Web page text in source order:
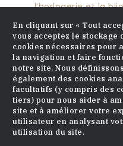
l’horlogerie et la
pérennisons ce
large choix de produits
En cliquant sur « Tout
vous acceptez le stockage
cookies nécessaires pour
la navigation et faire
notre site. Nous définissons
également des cookies
facultatifs (y compris des
tiers) pour nous aider à
site et à améliorer votre
utilisateur en analysant
utilisation du site.